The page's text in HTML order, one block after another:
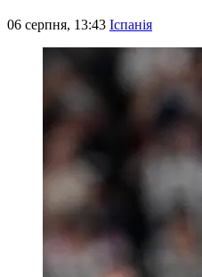
06 серпня, 13:43 Іспанія